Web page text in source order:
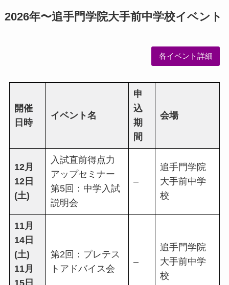
2026年〜追手門学院大手前中学校イベント
各イベント詳細
開催
日時
イベント名
申
込
期
間
会場
12月
12日
(土)
入試直前得点力
アップセミナー
第5回：中学入試
説明会
–
追手門学院
大手前中学
校
11月
14日
(土)
11月
第2回：プレテス
トアドバイス会
–
追手門学院
大手前中学
校